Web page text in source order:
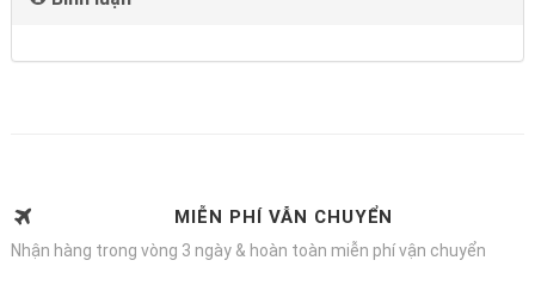
MIỄN PHÍ VẪN CHUYỂN
Nhận hàng trong vòng 3 ngày & hoàn toàn miễn phí vận chuyển